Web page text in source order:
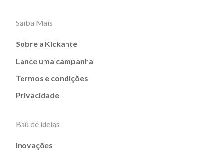
Saiba Mais
Sobre a Kickante
Lance uma campanha
Termos e condições
Privacidade
Baú de ideias
Inovações